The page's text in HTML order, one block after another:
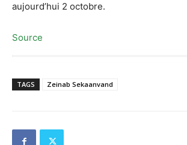
aujourd’hui 2 octobre.
Source
TAGS Zeinab Sekaanvand